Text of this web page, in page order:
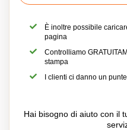
È inoltre possibile
pagina
Controlliamo
stampa
I clienti ci danno un
Hai bisogno di aiuto con il